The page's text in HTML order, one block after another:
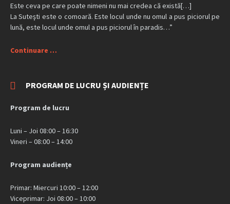
Este ceva pe care poate nimeni nu mai credea că există[…]
La Suteşti este o comoară. Este locul unde nu omul a pus piciorul pe
lună, este locul unde omul a pus piciorul în paradis…”
Continuare …
PROGRAM DE LUCRU ȘI AUDIENȚE
Program de lucru
Luni – Joi 08:00 – 16:30
Vineri – 08:00 – 14:00
Program audiențe
Primar: Miercuri 10:00 – 12:00
Viceprimar: Joi 08:00 – 10:00